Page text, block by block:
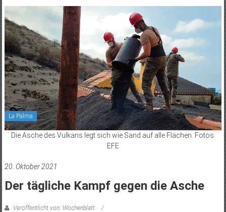
der
Kanarischen
Inseln
La Palma
Die Asche des Vulkans legt sich wie Sand auf alle Flächen. Fotos:
EFE
20. Oktober 2021
Der tägliche Kampf gegen die Asche
Veröffentlicht von: Wochenblatt